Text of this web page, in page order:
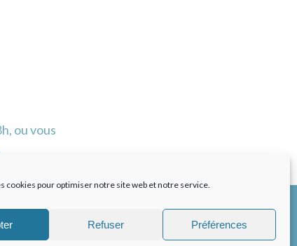
cookies pour optimiser notre site web et notre service.
Refuser Préférences
ou vous